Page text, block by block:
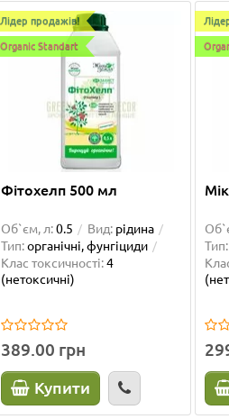
Бамбукова драбинка 180 см
Приобрела опоры уже второй раз,
прекрасны! Доставка очень быстрая,
упаковано отлично! Рекомендую..
Лідер продажів!
Organic Standart
Фітохелп 500 мл
Об`єм, л:0.5 Вид: рідина
Тип:органічні, фунгіциди
Клас токсичності:4
(нетоксичні)
389.00 грн
Купити
Тип: